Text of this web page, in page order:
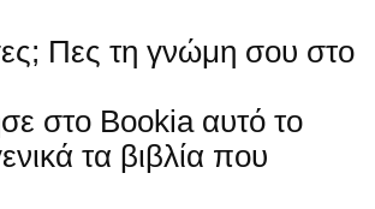
Πες τη γνώμη σου στο
στο Bookia αυτό το
τα βιβλία που